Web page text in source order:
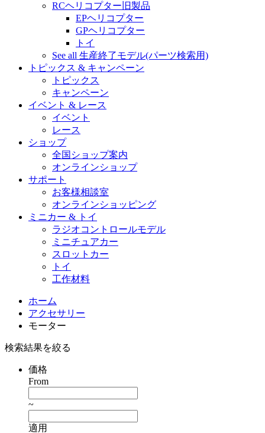
RCヘリコプター旧製品
EPヘリコプター
GPヘリコプター
トイ
See all 生産終了モデル(パーツ検索用)
トピックス & キャンペーン
トピックス
キャンペーン
イベント & レース
イベント
レース
ショップ
全国ショップ案内
オンラインショップ
サポート
お客様相談室
オンラインショッピング
ミニカー & トイ
ラジオコントロールモデル
ミニチュアカー
スロットカー
トイ
工作材料
ホーム
アクセサリー
モーター
検索結果を絞る
価格
From
~
適用